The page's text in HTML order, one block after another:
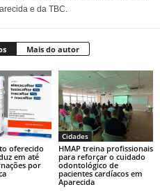
e da TBC.
Mais do autor
oferecido
em até
por
Cidades
HMAP treina profissionais
para reforçar o cuidado
odontológico de
pacientes cardíacos em
Aparecida